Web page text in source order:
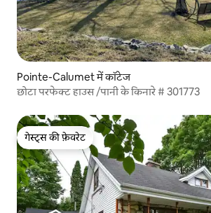
Pointe-Calumet में कॉटेज
छोटा परफेक्ट हाउस /पानी के किनारे # 301773
गेस्ट्स की फ़ेवरेट
गेस्ट्स की फ़ेवरेट